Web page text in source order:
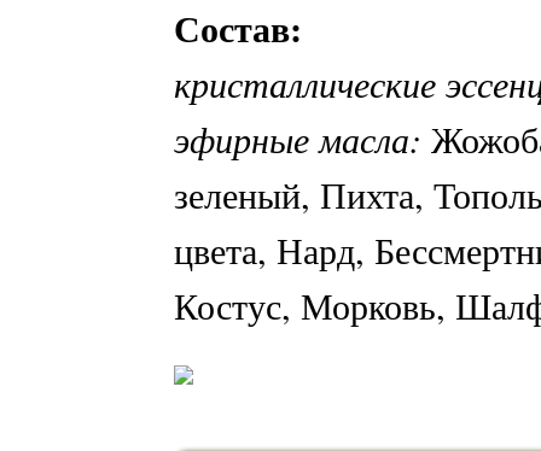
Состав:
кристаллические
эфирные масла:
зеленый, Пихта,
цвета, Нард,
Костус, Морковь,